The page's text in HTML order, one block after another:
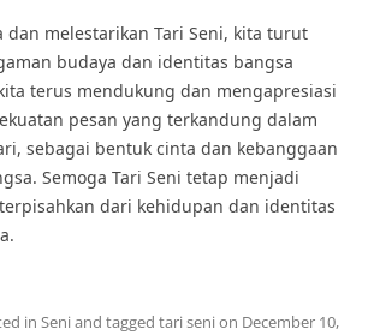
dan melestarikan Tari Seni, kita turut
budaya dan identitas bangsa
terus mendukung dan mengapresiasi
pesan yang terkandung dalam
sebagai bentuk cinta dan kebanggaan
Semoga Tari Seni tetap menjadi
dari kehidupan dan identitas
in Seniand tagged tari senion December 10,